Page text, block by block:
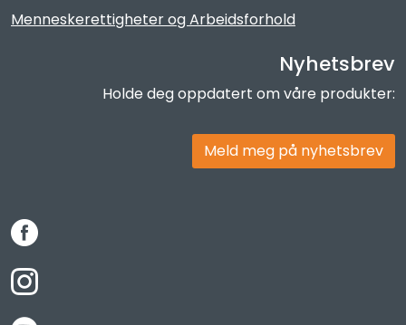
Menneskerettigheter og Arbeidsforhold
Nyhetsbrev
Holde deg oppdatert om våre produkter:
Meld meg på nyhetsbrev